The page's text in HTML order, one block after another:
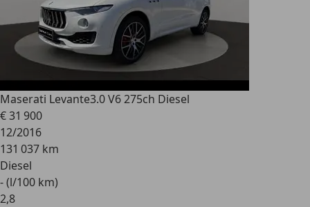
Maserati Levante3.0 V6 275ch Diesel
€ 31 900
12/2016
131 037 km
Diesel
- (l/100 km)
2,8